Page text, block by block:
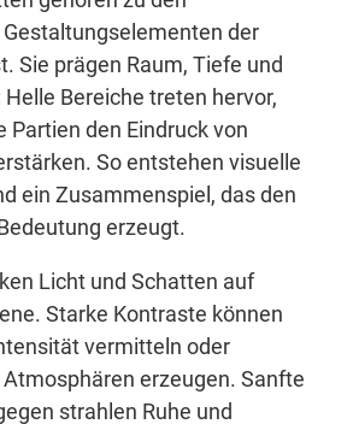
der
Sie prägen Raum, Tiefe und
Bereiche treten hervor,
Partien den Eindruck von
So entstehen visuelle
ein Zusammenspiel, das den
erzeugt.
Licht und Schatten auf
Starke Kontraste können
vermitteln oder
erzeugen. Sanfte
strahlen Ruhe und